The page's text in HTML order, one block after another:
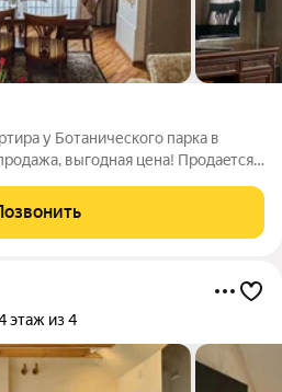
выгодная цена! Прoдаeтcя
102.3м по ЕГРН, 110м по полу.
этаж из 4